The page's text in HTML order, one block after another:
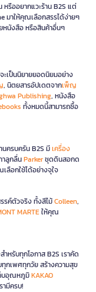
รืออยากแวะร้าน B2S แต่
มาให้คุณเลือกสรรได้ง่ายๆ
หนังสือ หรือสินค้าอื่นๆ
ะเป็นนิยายยอดนิยมอย่าง
, นิตยสารอัปเดตจากเพ็ญ
Publishing, หนังสือ
ทั้งหมดนี้สามารถซื้อ
ครบครัน B2S มีเครื่อง
าลูกลื่นParkerชุดดินสอกด
ลือกใช้ได้อย่างจุใจ
รค์ตัวจริง ทั้งสีไม้Colleen,
MARTEให้คุณ
รับทุกโอกาส B2S เราคัด
ทุกเพศทุกวัย สร้างความสุข
ก็บอุณหภูมิKAKAO
ามีครบ!